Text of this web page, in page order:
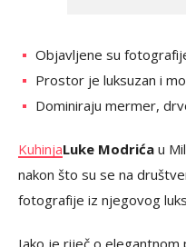
Objavljene su
Prostor je luksuzan i
Dominiraju mermer,
KuhinjaLuke Modrića u
nakon što su se na
fotografije iz njegovog
Iako je riječ o elegantnom